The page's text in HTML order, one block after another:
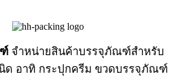
จำหน่ายสินค้าบรรจุภัณฑ์สำหรับ
นิด อาทิ กระปุกครีม ขวดบรรจุภัณฑ์